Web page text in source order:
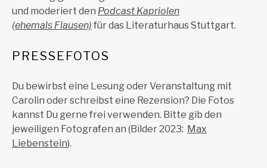
und moderiert den Podcast Kapriolen
(ehemals Flausen) für das Literaturhaus Stuttgart.
PRESSEFOTOS
Du bewirbst eine Lesung oder Veranstaltung mit
Carolin oder schreibst eine Rezension? Die Fotos
kannst Du gerne frei verwenden. Bitte gib den
jeweiligen Fotografen an (Bilder 2023: Max
Liebenstein).